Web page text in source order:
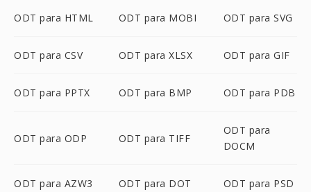
ODT para HTML ODT para MOBI ODT para SVG
ODT para CSV ODT para XLSX ODT para GIF
ODT para PPTX ODT para BMP ODT para PDB
ODT para ODP ODT para TIFF
ODT para
DOCM
ODT para AZW3 ODT para DOT ODT para PSD